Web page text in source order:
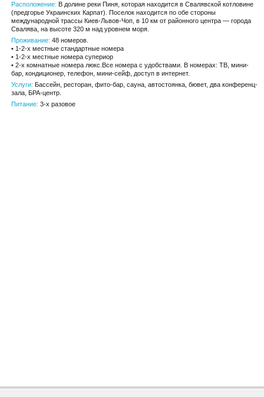
Расположение: В долине реки Пиня, которая находится в Свалявской котловине
(предгорье Украинских Карпат). Поселок находится по обе стороны
международной трассы Киев-Львов-Чоп, в 10 км от районного центра — города
Свалява, на высоте 320 м над уровнем моря.
Проживание: 48 номеров.
• 1-2-х местные стандартные номера
• 1-2-х местные номера супериор
• 2-х комнатные номера люкс.Все номера с удобствами. В номерах: ТВ, мини-
бар, кондиционер, телефон, мини-сейф, доступ в интернет.
Услуги: Бассейн, ресторан, фито-бар, сауна, автостоянка, бювет, два конференц-
зала, БРА-центр.
Питание: 3-х разовое